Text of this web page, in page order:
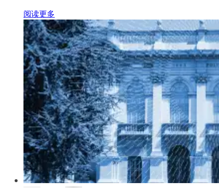
阅读更多